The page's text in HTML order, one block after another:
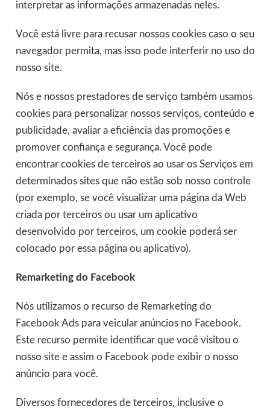
interpretar as informações armazenadas neles.
Você está livre para recusar nossos cookies caso o seu
navegador permita, mas isso pode interferir no uso do
nosso site.
Nós e nossos prestadores de serviço também usamos
cookies para personalizar nossos serviços, conteúdo e
publicidade, avaliar a eficiência das promoções e
promover confiança e segurança. Você pode
encontrar cookies de terceiros ao usar os Serviços em
determinados sites que não estão sob nosso controle
(por exemplo, se você visualizar uma página da Web
criada por terceiros ou usar um aplicativo
desenvolvido por terceiros, um cookie poderá ser
colocado por essa página ou aplicativo).
Remarketing do Facebook
Nós utilizamos o recurso de Remarketing do
Facebook Ads para veicular anúncios no Facebook.
Este recurso permite identificar que você visitou o
nosso site e assim o Facebook pode exibir o nosso
anúncio para você.
Diversos fornecedores de terceiros, inclusive o